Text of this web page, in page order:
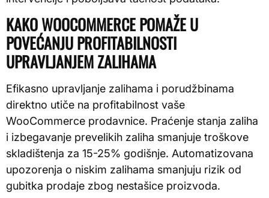
KAKO WOOCOMMERCE POMAŽE U
POVEĆANJU PROFITABILNOSTI
UPRAVLJANJEM ZALIHAMA
Efikasno upravljanje zalihama i porudžbinama
direktno utiče na profitabilnost vaše
WooCommerce prodavnice. Praćenje stanja zaliha
i izbegavanje prevelikih zaliha smanjuje troškove
skladištenja za 15-25% godišnje. Automatizovana
upozorenja o niskim zalihama smanjuju rizik od
gubitka prodaje zbog nestašice proizvoda.